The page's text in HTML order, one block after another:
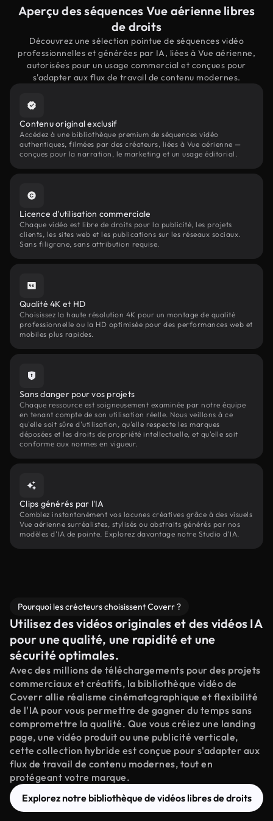
Aperçu des séquences Vue aérienne libres
de droits
Découvrez une sélection pointue de séquences vidéo
professionnelles et générées par IA, liées à Vue aérienne,
autorisées pour un usage commercial et conçues pour
s'adapter aux flux de travail de contenu modernes.
Contenu original exclusif
Accédez à une bibliothèque premium de séquences vidéo
authentiques, filmées par des créateurs, liées à Vue aérienne —
conçues pour la narration, le marketing et un usage éditorial.
Licence d'utilisation commerciale
Chaque vidéo est libre de droits pour la publicité, les projets
clients, les sites web et les publications sur les réseaux sociaux.
Sans filigrane, sans attribution requise.
Qualité 4K et HD
Choisissez la haute résolution 4K pour un montage de qualité
professionnelle ou la HD optimisée pour des performances web et
mobiles plus rapides.
Sans danger pour vos projets
Chaque ressource est soigneusement examinée par notre équipe
en tenant compte de son utilisation réelle. Nous veillons à ce
qu'elle soit sûre d'utilisation, qu'elle respecte les marques
déposées et les droits de propriété intellectuelle, et qu'elle soit
conforme aux normes en vigueur.
Clips générés par l'IA
Comblez instantanément vos lacunes créatives grâce à des visuels
Vue aérienne surréalistes, stylisés ou abstraits générés par nos
modèles d'IA de pointe. Explorez davantage notre Studio d'IA.
Pourquoi les créateurs choisissent Coverr ?
Utilisez des vidéos originales et des vidéos IA
pour une qualité, une rapidité et une
sécurité optimales.
Avec des millions de téléchargements pour des projets
commerciaux et créatifs, la bibliothèque vidéo de
Coverr allie réalisme cinématographique et flexibilité
de l'IA pour vous permettre de gagner du temps sans
compromettre la qualité. Que vous créiez une landing
page, une vidéo produit ou une publicité verticale,
cette collection hybride est conçue pour s'adapter aux
flux de travail de contenu modernes, tout en
protégeant votre marque.
Explorez notre bibliothèque de vidéos libres de droits